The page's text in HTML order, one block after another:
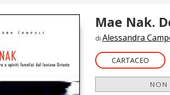
Mae Nak.
di Alessandra
CARTACEO
NON